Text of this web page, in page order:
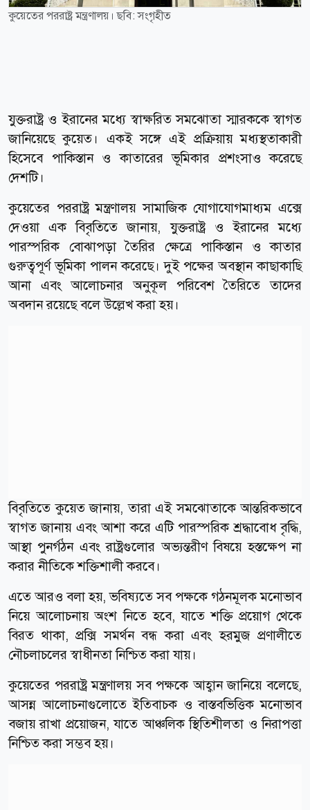
কুয়েতের পররাষ্ট্র মন্ত্রণালয়। ছবি: সংগৃহীত
যুক্তরাষ্ট্র ও ইরানের মধ্যে স্বাক্ষরিত সমঝোতা স্মারককে স্বাগত
জানিয়েছে কুয়েত। একই সঙ্গে এই প্রক্রিয়ায় মধ্যস্থতাকারী
হিসেবে পাকিস্তান ও কাতারের ভূমিকার প্রশংসাও করেছে
দেশটি।
কুয়েতের পররাষ্ট্র মন্ত্রণালয় সামাজিক যোগাযোগমাধ্যম এক্সে
দেওয়া এক বিবৃতিতে জানায়, যুক্তরাষ্ট্র ও ইরানের মধ্যে
পারস্পরিক বোঝাপড়া তৈরির ক্ষেত্রে পাকিস্তান ও কাতার
গুরুত্বপূর্ণ ভূমিকা পালন করেছে। দুই পক্ষের অবস্থান কাছাকাছি
আনা এবং আলোচনার অনুকূল পরিবেশ তৈরিতে তাদের
অবদান রয়েছে বলে উল্লেখ করা হয়।
বিবৃতিতে কুয়েত জানায়, তারা এই সমঝোতাকে আন্তরিকভাবে
স্বাগত জানায় এবং আশা করে এটি পারস্পরিক শ্রদ্ধাবোধ বৃদ্ধি,
আস্থা পুনর্গঠন এবং রাষ্ট্রগুলোর অভ্যন্তরীণ বিষয়ে হস্তক্ষেপ না
করার নীতিকে শক্তিশালী করবে।
এতে আরও বলা হয়, ভবিষ্যতে সব পক্ষকে গঠনমূলক মনোভাব
নিয়ে আলোচনায় অংশ নিতে হবে, যাতে শক্তি প্রয়োগ থেকে
বিরত থাকা, প্রক্সি সমর্থন বন্ধ করা এবং হরমুজ প্রণালীতে
নৌচলাচলের স্বাধীনতা নিশ্চিত করা যায়।
কুয়েতের পররাষ্ট্র মন্ত্রণালয় সব পক্ষকে আহ্বান জানিয়ে বলেছে,
আসন্ন আলোচনাগুলোতে ইতিবাচক ও বাস্তবভিত্তিক মনোভাব
বজায় রাখা প্রয়োজন, যাতে আঞ্চলিক স্থিতিশীলতা ও নিরাপত্তা
নিশ্চিত করা সম্ভব হয়।